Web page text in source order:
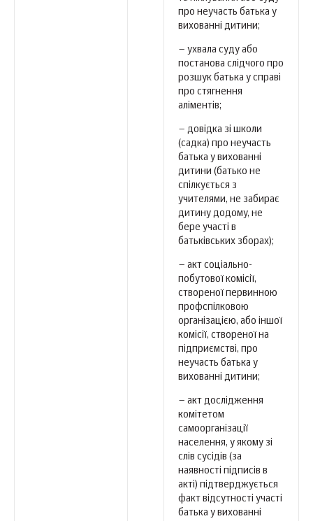
про неучасть батька у
вихованні дитини;
– ухвала суду або
постанова слідчого про
розшук батька у справі
про стягнення
аліментів;
– довідка зі школи
(садка) про неучасть
батька у вихованні
дитини (батько не
спілкується з
учителями, не забирає
дитину додому, не
бере участі в
батьківських зборах);
– акт соціально-
побутової комісії,
створеної первинною
профспілковою
організацією, або іншої
комісії, створеної на
підприємстві, про
неучасть батька у
вихованні дитини;
– акт дослідження
комітетом
самоорганізації
населення, у якому зі
слів сусідів (за
наявності підписів в
акті) підтверджується
факт відсутності участі
батька у вихованні